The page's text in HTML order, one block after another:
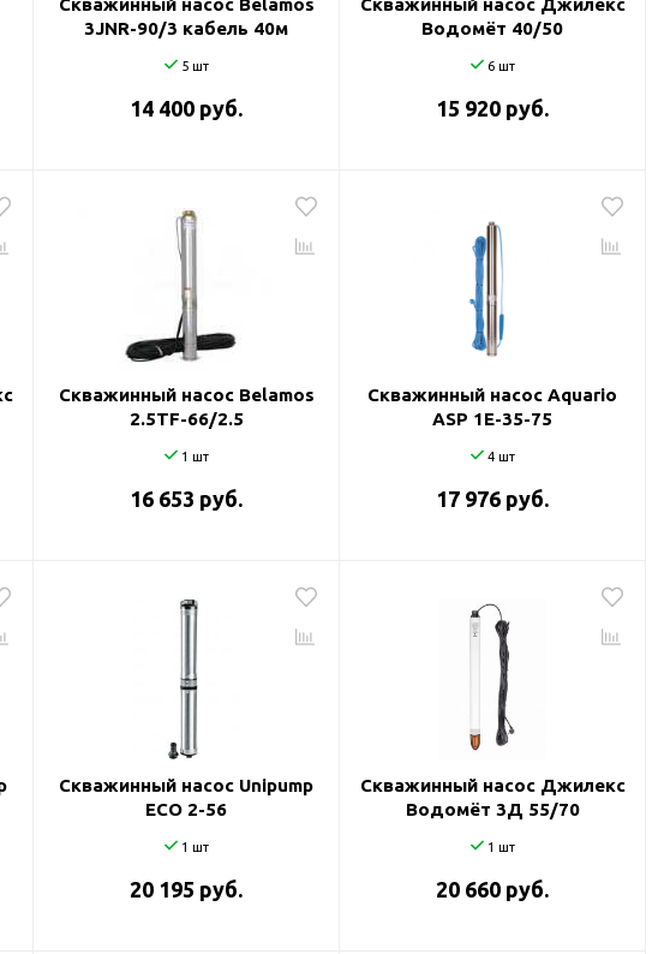
Скважинный насос Belamos
3JNR-90/3 кабель 40м
5 шт
14 400 руб.
Скважинный насос Джилекс
Водомёт 40/50
6 шт
15 920 руб.
Скважинный насос Belamos
2.5TF-66/2.5
1 шт
16 653 руб.
Скважинный насос Aquario
ASP 1E-35-75
4 шт
17 976 руб.
Скважинный насос Unipump
ECO 2-56
1 шт
20 195 руб.
Скважинный насос Джилекс
Водомёт 3Д 55/70
1 шт
20 660 руб.